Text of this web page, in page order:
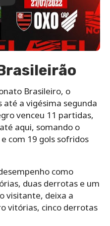
Brasileiro, o
até a vigésima segunda
venceu 11 partidas,
aqui, somando o
com 19 gols sofridos
como
duas derrotas e um
visitante, deixa a
vitórias, cinco derrotas